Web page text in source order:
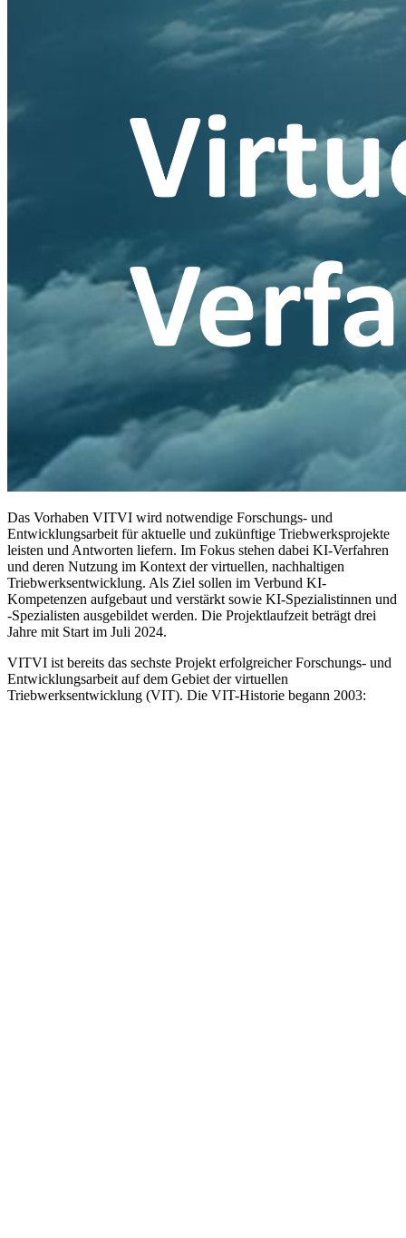
Das Vorhaben VITVI wird notwendige Forschungs- und
Entwicklungsarbeit für aktuelle und zukünftige Triebwerksprojekte
leisten und Antworten liefern. Im Fokus stehen dabei KI-Verfahren
und deren Nutzung im Kontext der virtuellen, nachhaltigen
Triebwerksentwicklung. Als Ziel sollen im Verbund KI-
Kompetenzen aufgebaut und verstärkt sowie KI-Spezialistinnen und
-Spezialisten ausgebildet werden. Die Projektlaufzeit beträgt drei
Jahre mit Start im Juli 2024.
VITVI ist bereits das sechste Projekt erfolgreicher Forschungs- und
Entwicklungsarbeit auf dem Gebiet der virtuellen
Triebwerksentwicklung (VIT). Die VIT-Historie begann 2003: